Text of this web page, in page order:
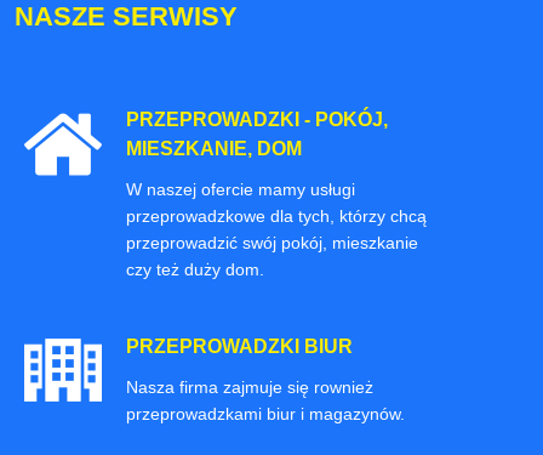
NASZE SERWISY
PRZEPROWADZKI - POKÓJ,
MIESZKANIE, DOM
W naszej ofercie mamy usługi
przeprowadzkowe dla tych, którzy chcą
przeprowadzić swój pokój, mieszkanie
czy też duży dom.
PRZEPROWADZKI BIUR
Nasza firma zajmuje się rownież
przeprowadzkami biur i magazynów.